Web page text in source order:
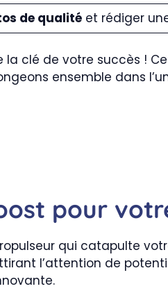
de qualitéet rédiger
la clé de votre succès !
ensemble dans
pour
qui catapulte
l’attention de